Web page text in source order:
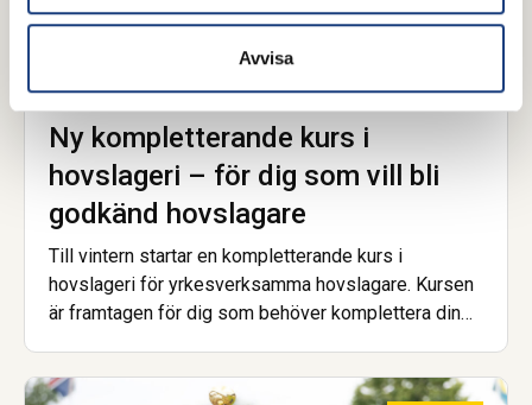
Avvisa
15 juli 2026
Ny kompletterande kurs i
hovslageri – för dig som vill bli
godkänd hovslagare
Till vintern startar en kompletterande kurs i
hovslageri för yrkesverksamma hovslagare. Kursen
är framtagen för dig som behöver komplettera din